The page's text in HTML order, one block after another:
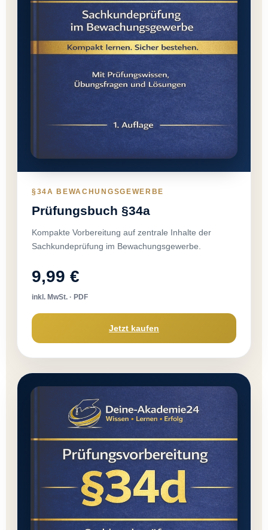
§34A BEWACHUNGSGEWERBE
Prüfungsbuch §34a
Kompakte Vorbereitung auf zentrale Inhalte der
Sachkundeprüfung im Bewachungsgewerbe.
9,99 €
inkl. MwSt. · PDF
Jetzt kaufen